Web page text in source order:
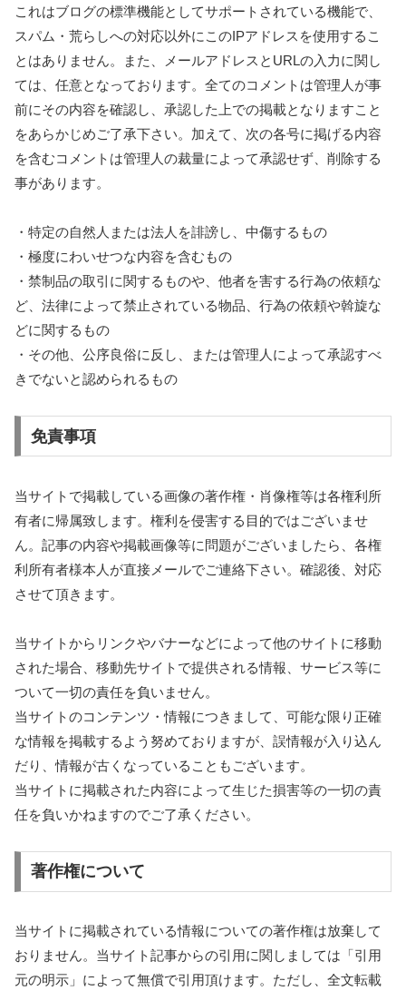
これはブログの標準機能としてサポートされている機能で、
スパム・荒らしへの対応以外にこのIPアドレスを使用するこ
とはありません。また、メールアドレスとURLの入力に関し
ては、任意となっております。全てのコメントは管理人が事
前にその内容を確認し、承認した上での掲載となりますこと
をあらかじめご了承下さい。加えて、次の各号に掲げる内容
を含むコメントは管理人の裁量によって承認せず、削除する
事があります。
・特定の自然人または法人を誹謗し、中傷するもの
・極度にわいせつな内容を含むもの
・禁制品の取引に関するものや、他者を害する行為の依頼な
ど、法律によって禁止されている物品、行為の依頼や斡旋な
どに関するもの
・その他、公序良俗に反し、または管理人によって承認すべ
きでないと認められるもの
免責事項
当サイトで掲載している画像の著作権・肖像権等は各権利所
有者に帰属致します。権利を侵害する目的ではございませ
ん。記事の内容や掲載画像等に問題がございましたら、各権
利所有者様本人が直接メールでご連絡下さい。確認後、対応
させて頂きます。
当サイトからリンクやバナーなどによって他のサイトに移動
された場合、移動先サイトで提供される情報、サービス等に
ついて一切の責任を負いません。
当サイトのコンテンツ・情報につきまして、可能な限り正確
な情報を掲載するよう努めておりますが、誤情報が入り込ん
だり、情報が古くなっていることもございます。
当サイトに掲載された内容によって生じた損害等の一切の責
任を負いかねますのでご了承ください。
著作権について
当サイトに掲載されている情報についての著作権は放棄して
おりません。当サイト記事からの引用に関しましては「引用
元の明示」によって無償で引用頂けます。ただし、全文転載